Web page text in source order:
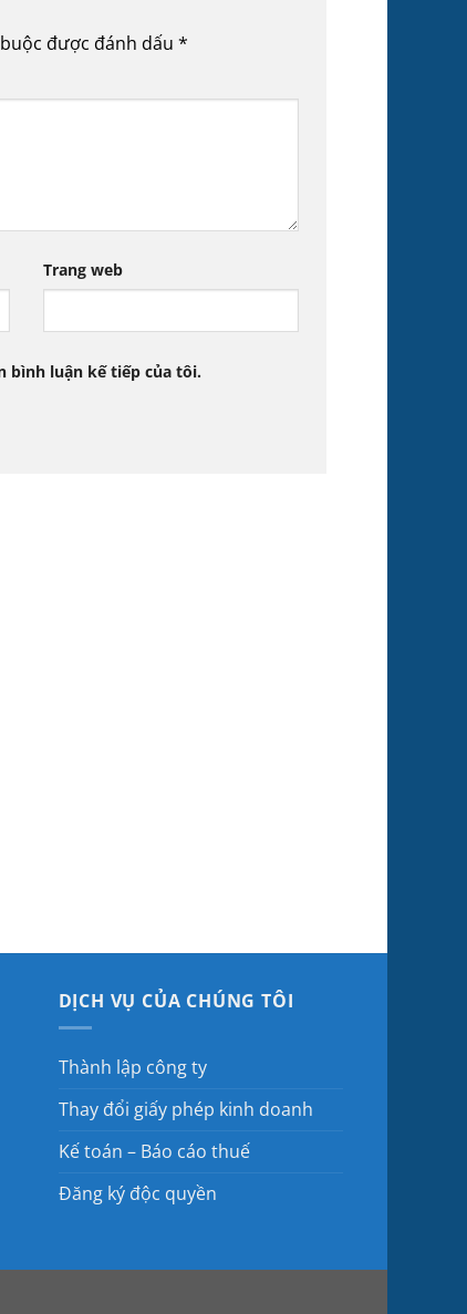
được đánh dấu *
Trang web
bình luận kế tiếp của tôi.
DỊCH VỤ CỦA CHÚNG TÔI
Thành lập công ty
Thay đổi giấy phép kinh doanh
Kế toán – Báo cáo thuế
Đăng ký độc quyền